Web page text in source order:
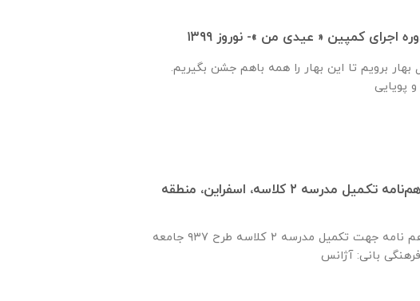
اجرای کمپین « عیدی من »- نوروز ۱۳۹۹
بهار برویم تا این بهار را همه باهم جشن بگیریم.
انعقاد تفاهم‌نامه تكميل مدرسه ٢ كلاسه، اسفراين، منطقه
انعقاد تفاهم نامه جهت تكميل مدرسه ٢ كلاسه طرح ۹۳۷ جامعه